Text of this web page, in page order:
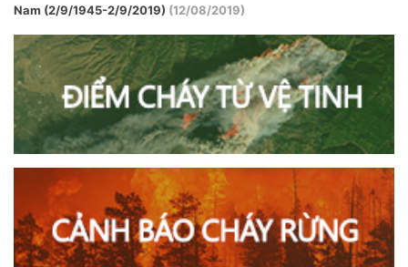
Nam (2/9/1945-2/9/2019) (12/08/2019)